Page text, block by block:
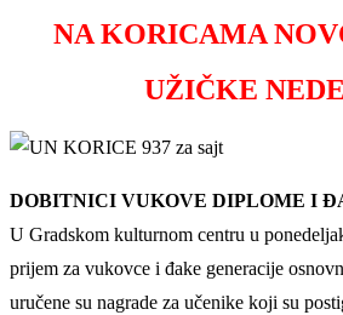
NA KORICAMA
UŽIČKE
DOBITNICI VUKOVE DIPLOME I
U Gradskom kulturnom centru u
prijem za vukovce i đake generacije
uručene su nagrade za učenike koji su